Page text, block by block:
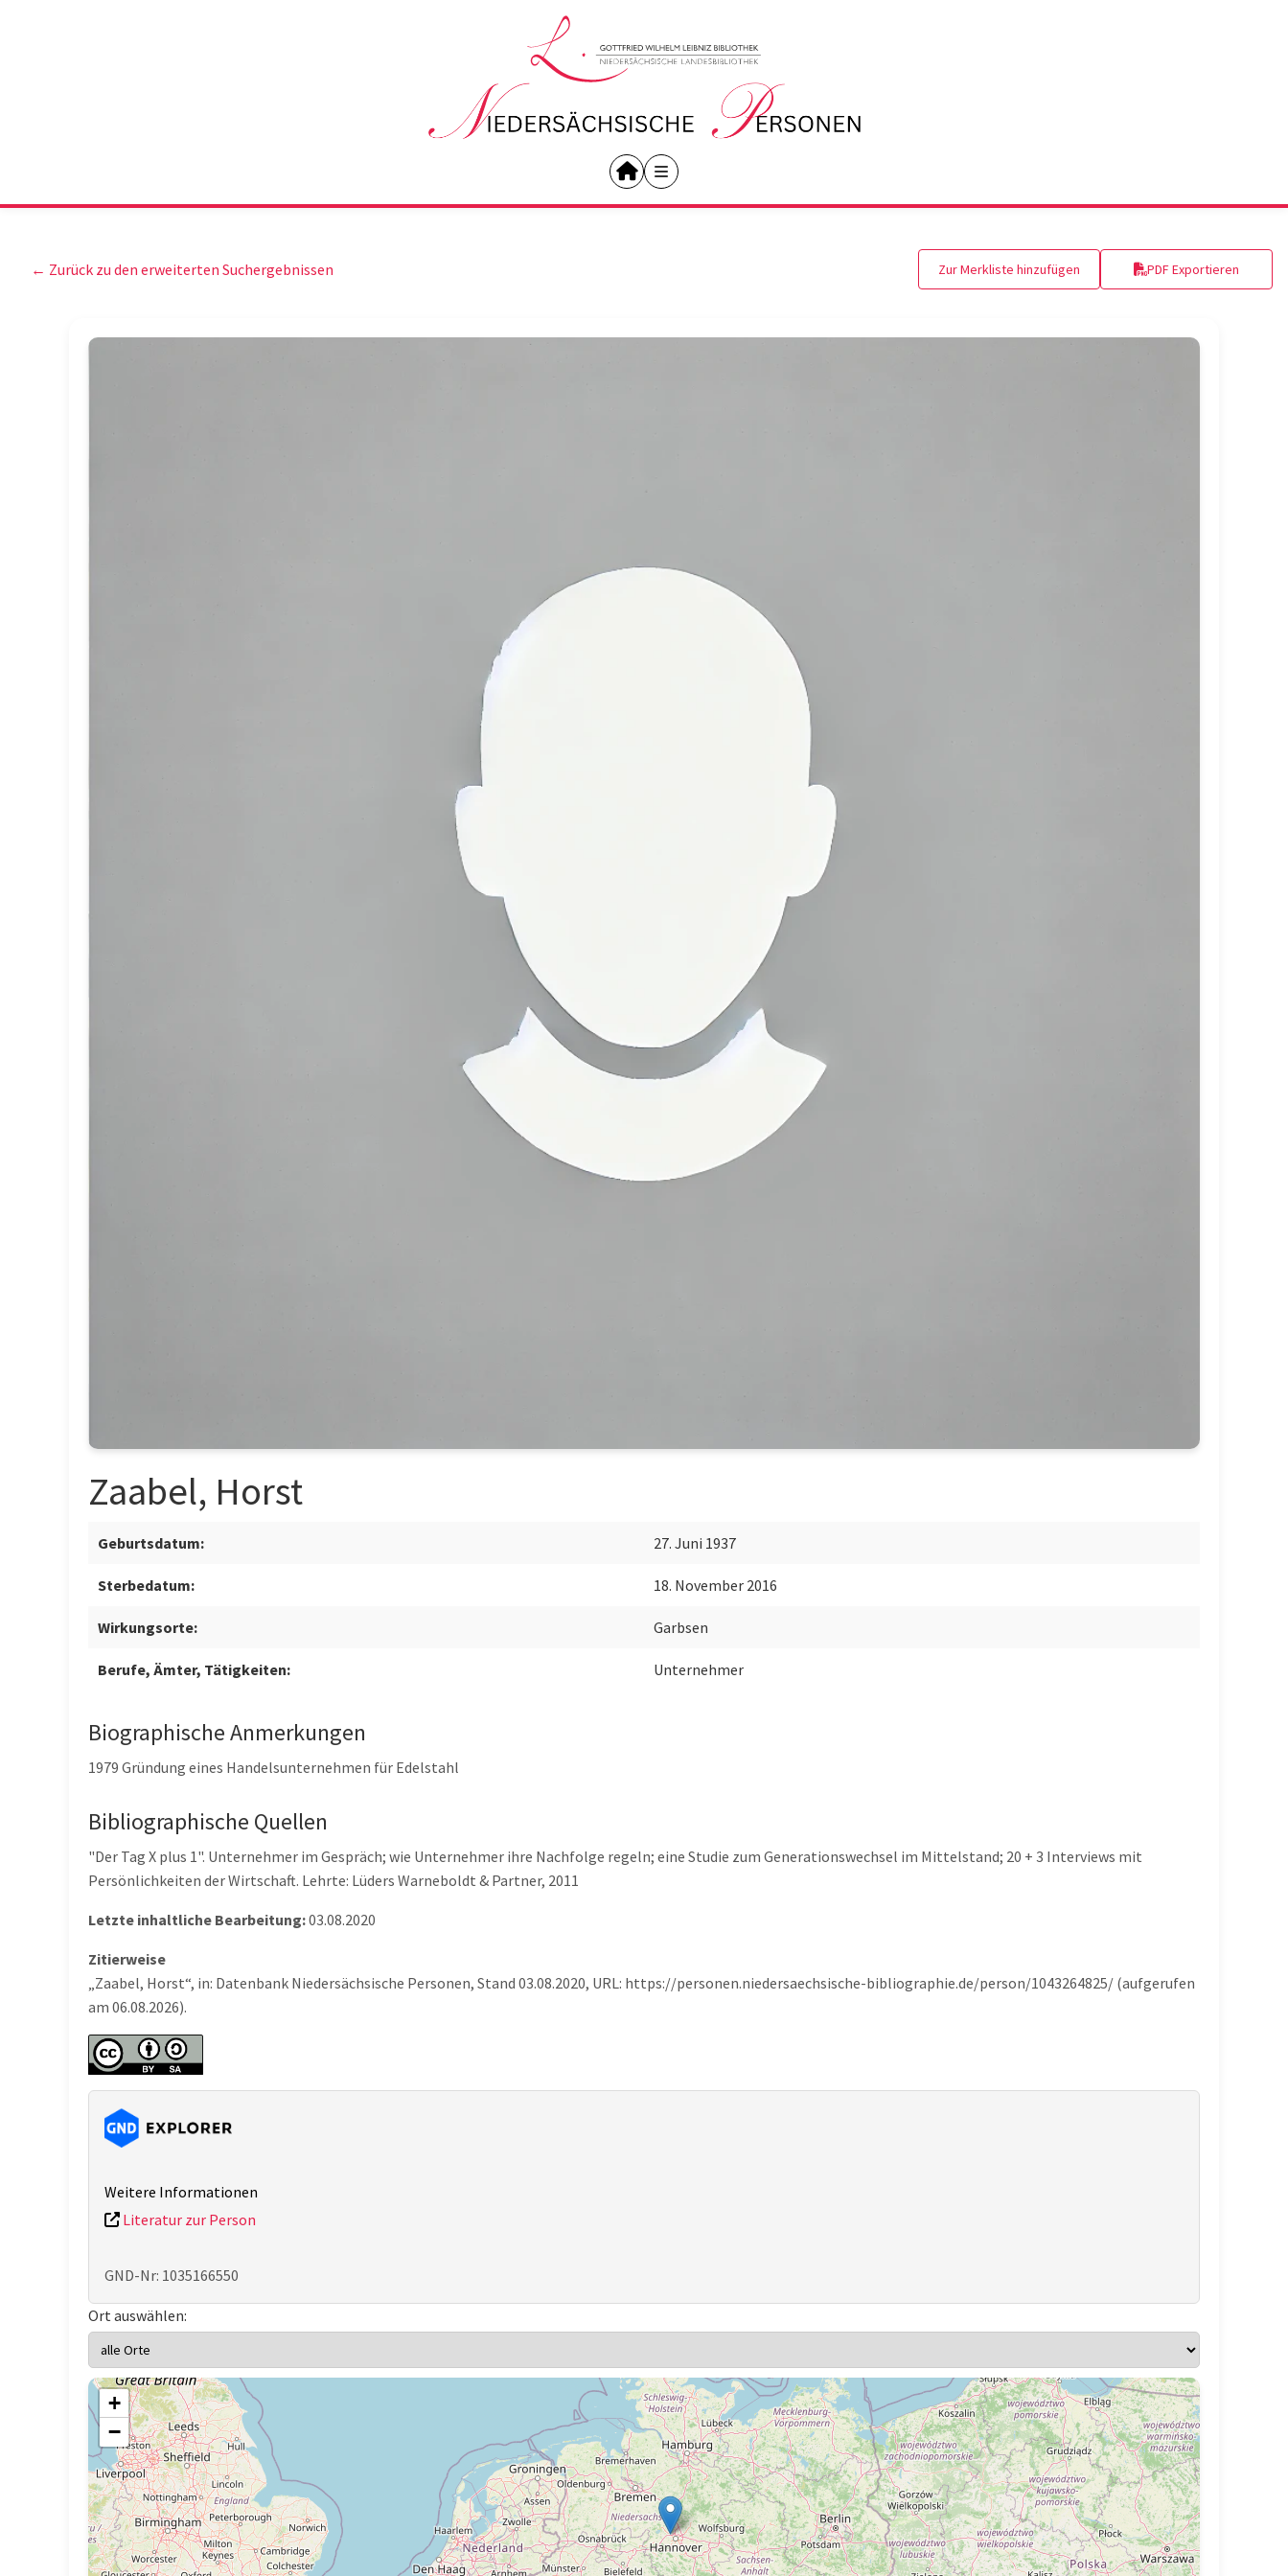
← Zurück zu den erweiterten Suchergebnissen Zur Merkliste hinzufügen PDF Exportieren
Zaabel, Horst
Geburtsdatum: 27. Juni 1937
Sterbedatum: 18. November 2016
Wirkungsorte: Garbsen
Berufe, Ämter, Tätigkeiten: Unternehmer
Biographische Anmerkungen
1979 Gründung eines Handelsunternehmen für Edelstahl
Bibliographische Quellen
"Der Tag X plus 1". Unternehmer im Gespräch; wie Unternehmer ihre Nachfolge regeln; eine Studie zum Generationswechsel im Mittelstand; 20 + 3 Interviews mit
Persönlichkeiten der Wirtschaft. Lehrte: Lüders Warneboldt & Partner, 2011
Letzte inhaltliche Bearbeitung:03.08.2020
Zitierweise
„Zaabel, Horst“, in: Datenbank Niedersächsische Personen, Stand 03.08.2020, URL: https://personen.niedersaechsische-bibliographie.de/person/1043264825/ (aufgerufen
am 06.08.2026).
Weitere Informationen
Literatur zur Person
GND-Nr: 1035166550
Ort auswählen:
+
−